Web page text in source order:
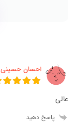
احسان حسینی
عالی
پاسخ دهید